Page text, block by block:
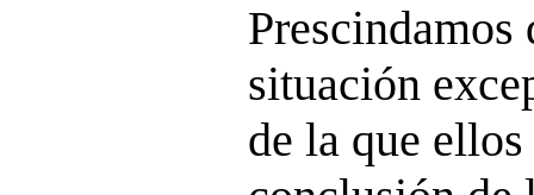
situación
de la que